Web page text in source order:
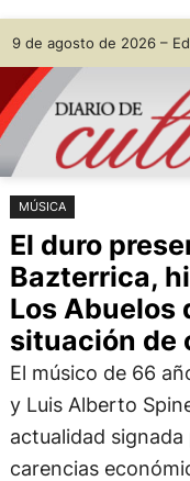
Saltar
al
contenido
Skip
to
content
9 de agosto de 2026 –
MÚSICA
El duro
Bazterrica,
Los Abuelos
situación de
El músico de 66
y Luis Alberto
actualidad
carencias